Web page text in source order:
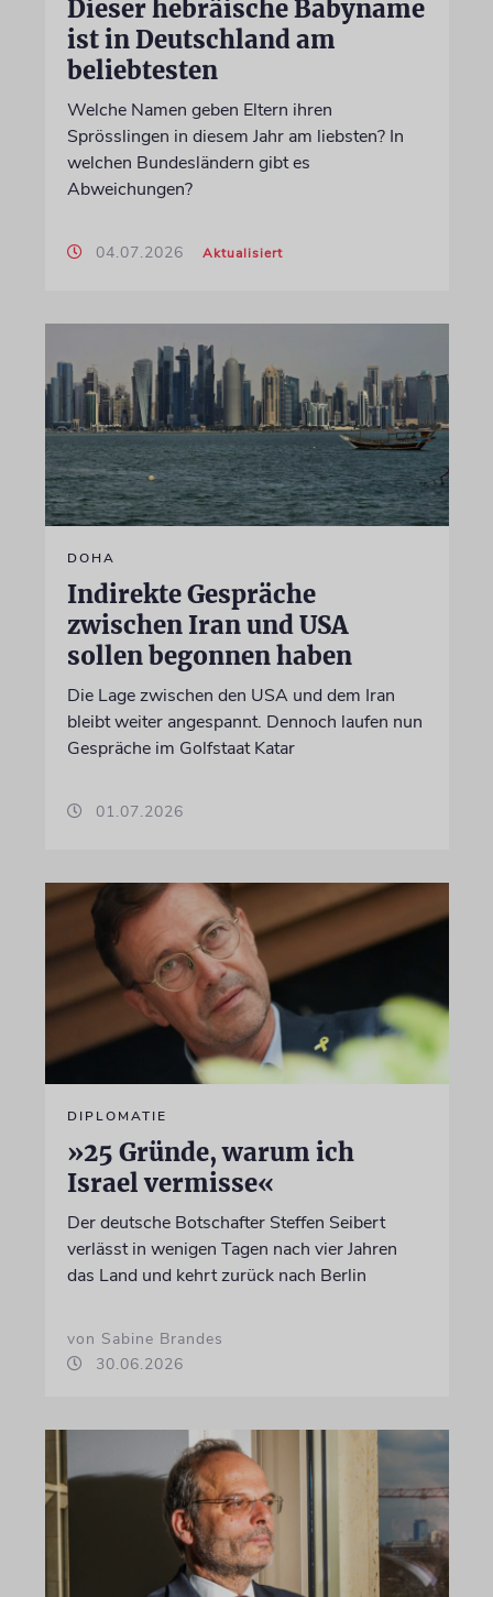
Dieser hebräische Babyname
ist in Deutschland am
beliebtesten
Welche Namen geben Eltern ihren
Sprösslingen in diesem Jahr am liebsten? In
welchen Bundesländern gibt es
Abweichungen?
04.07.2026 Aktualisiert
DOHA
Indirekte Gespräche
zwischen Iran und USA
sollen begonnen haben
Die Lage zwischen den USA und dem Iran
bleibt weiter angespannt. Dennoch laufen nun
Gespräche im Golfstaat Katar
01.07.2026
DIPLOMATIE
»25 Gründe, warum ich
Israel vermisse«
Der deutsche Botschafter Steffen Seibert
verlässt in wenigen Tagen nach vier Jahren
das Land und kehrt zurück nach Berlin
von Sabine Brandes
30.06.2026